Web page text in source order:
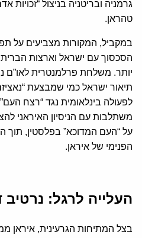
גרמניה ובריטניה בניצול “זכויות
טהראן.
במקביל, המקורות מצביעים על
הסכסוך עם ישראל וארצות
יותר. משלחת פרלמנטרית לאו”ם
לפעולה בינלאומית נגד “רצח
משתלבות עם הניסיון האיראני
על “העם המדוכא” בפלסטין,
הפנימי של איראן.
העלייה לרגל: נרטיב
בצל המתיחות הגרעינית, איראן